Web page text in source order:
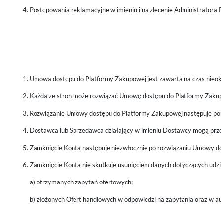
Postępowania reklamacyjne w imieniu i na zlecenie
Umowa dostępu do Platformy Zakupowej jest zawarta na czas
Każda ze stron może rozwiązać Umowę dostępu do Platformy
Rozwiązanie Umowy dostępu do Platformy Zakupowej następuje
Dostawca lub Sprzedawca działający w imieniu Dostawcy mogą
Zamknięcie Konta następuje niezwłocznie po rozwiązaniu Umowy
Zamknięcie Konta nie skutkuje usunięciem danych dotyczących
a) otrzymanych zapytań ofertowych;
b) złożonych Ofert handlowych w odpowiedzi na zapytania oraz w